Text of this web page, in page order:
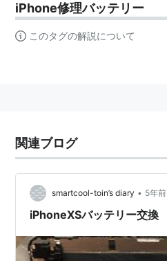
iPhone修理バッテリー
このタグの解説について
関連ブログ
smartcool-toin’s diary • 5年前
iPhoneXSバッテリー交換